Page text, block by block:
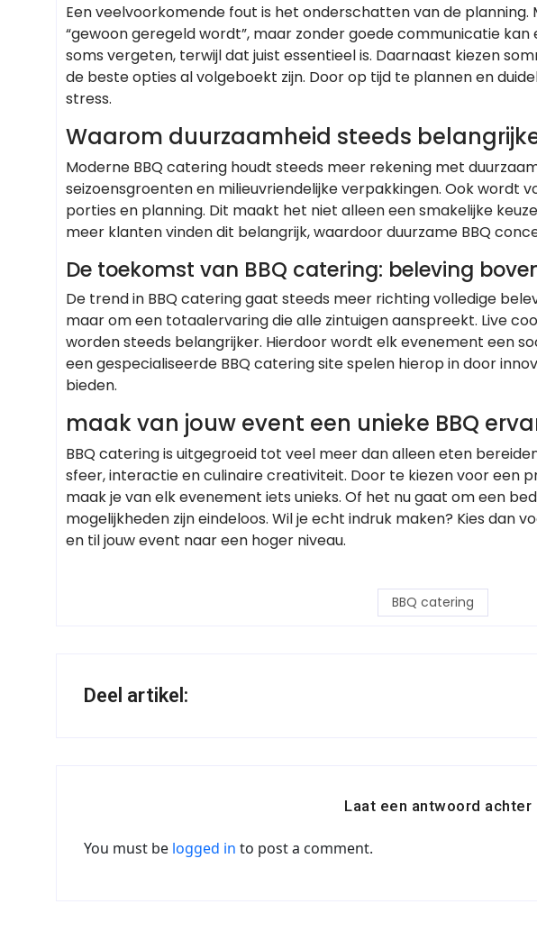
Een veelvoorkomende fout is het onderschatten van de planning.
“gewoon geregeld wordt”, maar zonder goede communicatie
soms vergeten, terwijl dat juist essentieel is. Daarnaast kiezen
de beste opties al volgeboekt zijn. Door op tijd te plannen en
stress.
Waarom duurzaamheid steeds
Moderne BBQ catering houdt steeds meer rekening met
seizoensgroenten en milieuvriendelijke verpakkingen. Ook wordt
porties en planning. Dit maakt het niet alleen een smakelijke
meer klanten vinden dit belangrijk, waardoor duurzame BBQ
De toekomst van BBQ catering: beleving
De trend in BBQ catering gaat steeds meer richting volledige
maar om een totaalervaring die alle zintuigen aanspreekt. Live
worden steeds belangrijker. Hierdoor wordt elk evenement een
een gespecialiseerde BBQ catering site spelen hierop in door
bieden.
maak van jouw event een unieke BBQ
BBQ catering is uitgegroeid tot veel meer dan alleen eten
sfeer, interactie en culinaire creativiteit. Door te kiezen voor een
maak je van elk evenement iets unieks. Of het nu gaat om een
mogelijkheden zijn eindeloos. Wil je echt indruk maken? Kies dan
en til jouw event naar een hoger niveau.
BBQ catering
Deel artikel:
Laat een antwoord achter
You must be logged in to post a comment.